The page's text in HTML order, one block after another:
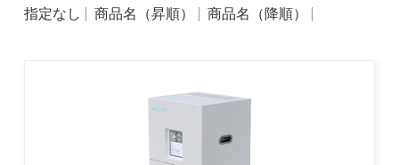
指定なし
商品名（昇順） 商品名（降順）